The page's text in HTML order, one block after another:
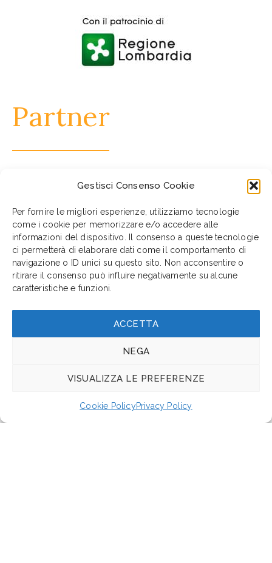
Gestisci Consenso Cookie
Per fornire le migliori esperienze, utilizziamo tecnologie
come i cookie per memorizzare e/o accedere alle
informazioni del dispositivo. Il consenso a queste tecnologie
ci permetterà di elaborare dati come il comportamento di
navigazione o ID unici su questo sito. Non acconsentire o
ritirare il consenso può influire negativamente su alcune
caratteristiche e funzioni.
ACCETTA
NEGA
VISUALIZZA LE PREFERENZE
Cookie PolicyPrivacy Policy
Partner